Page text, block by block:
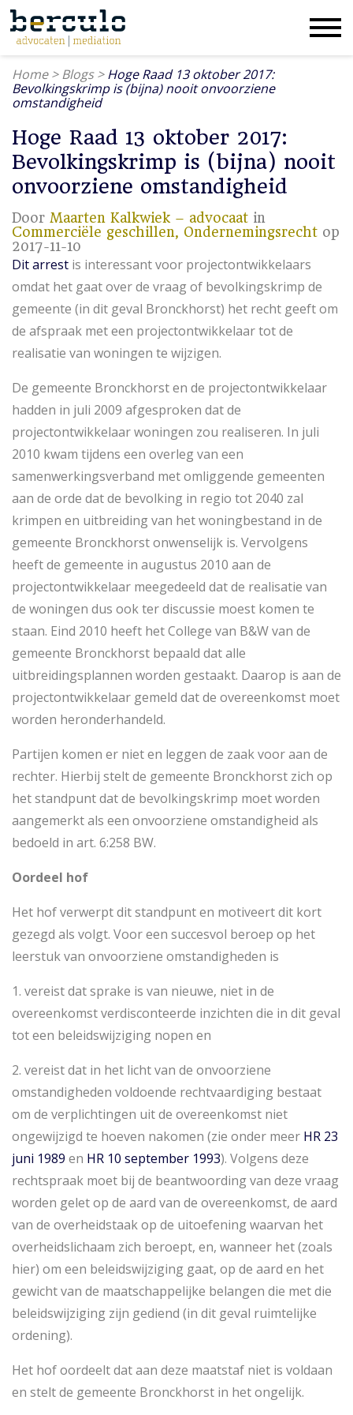
Home>Blogs>Hoge Raad 13 oktober 2017:
Bevolkingskrimp is (bijna) nooit onvoorziene
omstandigheid
Hoge Raad 13 oktober 2017:
Bevolkingskrimp is (bijna) nooit
onvoorziene omstandigheid
Door Maarten Kalkwiek – advocaat in
Commerciële geschillen, Ondernemingsrecht op
2017-11-10
Dit arrest is interessant voor projectontwikkelaars
omdat het gaat over de vraag of bevolkingskrimp de
gemeente (in dit geval Bronckhorst) het recht geeft om
de afspraak met een projectontwikkelaar tot de
realisatie van woningen te wijzigen.
De gemeente Bronckhorst en de projectontwikkelaar
hadden in juli 2009 afgesproken dat de
projectontwikkelaar woningen zou realiseren. In juli
2010 kwam tijdens een overleg van een
samenwerkingsverband met omliggende gemeenten
aan de orde dat de bevolking in regio tot 2040 zal
krimpen en uitbreiding van het woningbestand in de
gemeente Bronckhorst onwenselijk is. Vervolgens
heeft de gemeente in augustus 2010 aan de
projectontwikkelaar meegedeeld dat de realisatie van
de woningen dus ook ter discussie moest komen te
staan. Eind 2010 heeft het College van B&W van de
gemeente Bronckhorst bepaald dat alle
uitbreidingsplannen worden gestaakt. Daarop is aan de
projectontwikkelaar gemeld dat de overeenkomst moet
worden heronderhandeld.
Partijen komen er niet en leggen de zaak voor aan de
rechter. Hierbij stelt de gemeente Bronckhorst zich op
het standpunt dat de bevolkingskrimp moet worden
aangemerkt als een onvoorziene omstandigheid als
bedoeld in art. 6:258 BW.
Oordeel hof
Het hof verwerpt dit standpunt en motiveert dit kort
gezegd als volgt. Voor een succesvol beroep op het
leerstuk van onvoorziene omstandigheden is
1. vereist dat sprake is van nieuwe, niet in de
overeenkomst verdisconteerde inzichten die in dit geval
tot een beleidswijziging nopen en
2. vereist dat in het licht van de onvoorziene
omstandigheden voldoende rechtvaardiging bestaat
om de verplichtingen uit de overeenkomst niet
ongewijzigd te hoeven nakomen (zie onder meer HR 23
juni 1989 en HR 10 september 1993). Volgens deze
rechtspraak moet bij de beantwoording van deze vraag
worden gelet op de aard van de overeenkomst, de aard
van de overheidstaak op de uitoefening waarvan het
overheidslichaam zich beroept, en, wanneer het (zoals
hier) om een beleidswijziging gaat, op de aard en het
gewicht van de maatschappelijke belangen die met die
beleidswijziging zijn gediend (in dit geval ruimtelijke
ordening).
Het hof oordeelt dat aan deze maatstaf niet is voldaan
en stelt de gemeente Bronckhorst in het ongelijk.